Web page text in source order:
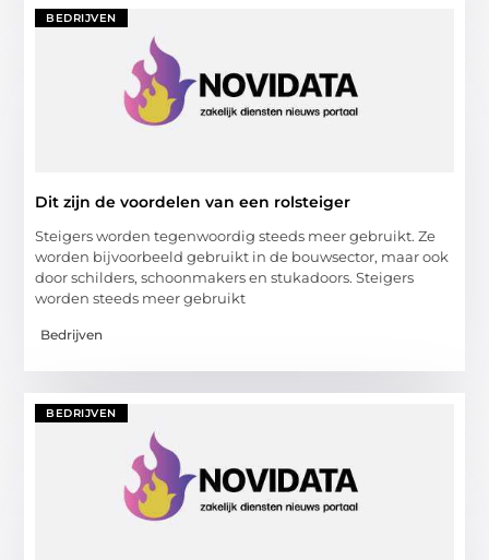
BEDRIJVEN
Dit zijn de voordelen van een rolsteiger
Steigers worden tegenwoordig steeds meer gebruikt. Ze
worden bijvoorbeeld gebruikt in de bouwsector, maar ook
door schilders, schoonmakers en stukadoors. Steigers
worden steeds meer gebruikt
Bedrijven
BEDRIJVEN